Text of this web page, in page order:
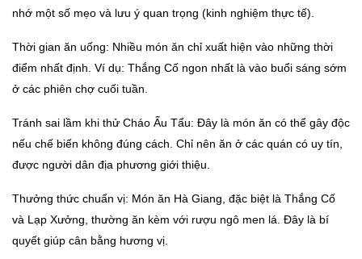
nhớ một số mẹo và lưu ý quan trọng (kinh nghiệm thực tế).
Thời gian ăn uống: Nhiều món ăn chỉ xuất hiện vào những thời
điểm nhất định. Ví dụ: Thắng Cố ngon nhất là vào buổi sáng sớm
ở các phiên chợ cuối tuần.
Tránh sai lầm khi thử Cháo Ấu Tẩu: Đây là món ăn có thể gây độc
nếu chế biến không đúng cách. Chỉ nên ăn ở các quán có uy tín,
được người dân địa phương giới thiệu.
Thưởng thức chuẩn vị: Món ăn Hà Giang, đặc biệt là Thắng Cố
và Lạp Xưởng, thường ăn kèm với rượu ngô men lá. Đây là bí
quyết giúp cân bằng hương vị.